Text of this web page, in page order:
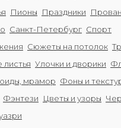
Пионы Праздники
Санкт-Петербург Спорт
Сюжеты на потолок
листья Улочки и дворики
мрамор Фоны и
Фэнтези Цветы и узоры